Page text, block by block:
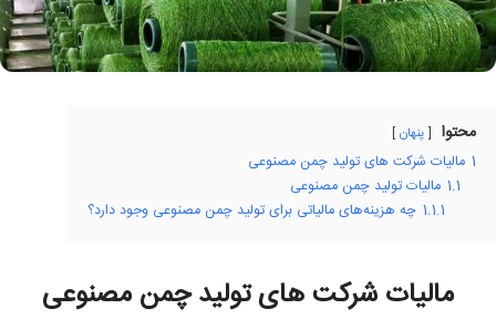
محتوا پنهان
1 مالیات شرکت های تولید چمن مصنوعی
1.1 مالیات تولید چمن مصنوعی
1.1.1 چه هزینه‌های مالیاتی برای تولید چمن مصنوعی وجود دارد؟
مالیات شرکت های تولید چمن مصنوعی